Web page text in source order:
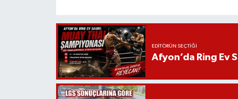
EDITÖRÜN SEÇTIĞI
Afyon’da Ring Ev